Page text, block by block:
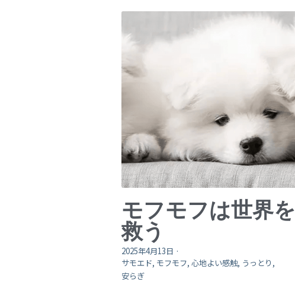
モフモフは世界を
救う
2025年4月13日 ·
サモエド, モフモフ, 心地よい感触, うっとり,
安らぎ